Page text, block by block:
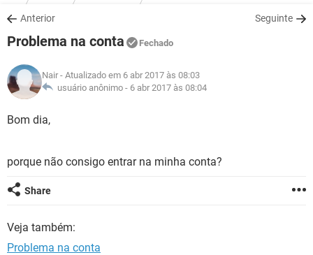
OUTLOOK
INSTAGRAM GMAIL
GUIA DE COMPRAS
JOGOS
INSTAGRAM GMAIL
GUIA DE COMPRAS
DOWNLOADS
JOGOS WHATSAPP
CELULAR
OUTLOOK EXCEL
INSTAGRAM
JOGOS WHATSAPP
CELULAR
OUTLOOK
GLOSSÁRIO
JOGOS
OUTLOOK EXCEL
INSTAGRAM
Anterior Seguinte
Problema na conta Fechado
Nair - Atualizado em 6 abr 2017 às 08:03
usuário anônimo - 6 abr 2017 às 08:04
Bom dia,
porque não consigo entrar na minha conta?
Share
Veja também:
Problema na conta